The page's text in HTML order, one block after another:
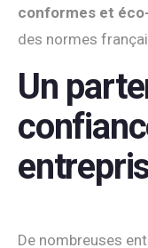
conformes et
des normes
Un
De nombreuses